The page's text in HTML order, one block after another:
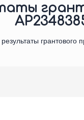
результаты